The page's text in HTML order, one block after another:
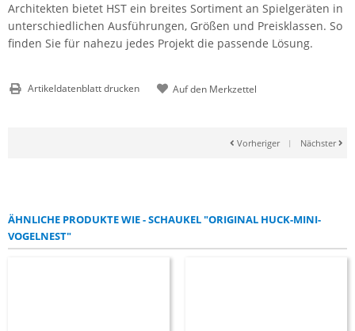
Architekten bietet HST ein breites Sortiment an Spielgeräten in
unterschiedlichen Ausführungen, Größen und Preisklassen. So
finden Sie für nahezu jedes Projekt die passende Lösung.
Artikeldatenblatt drucken
Vorheriger | Nächster
ÄHNLICHE PRODUKTE WIE - SCHAUKEL "ORIGINAL HUCK-MINI-
VOGELNEST"